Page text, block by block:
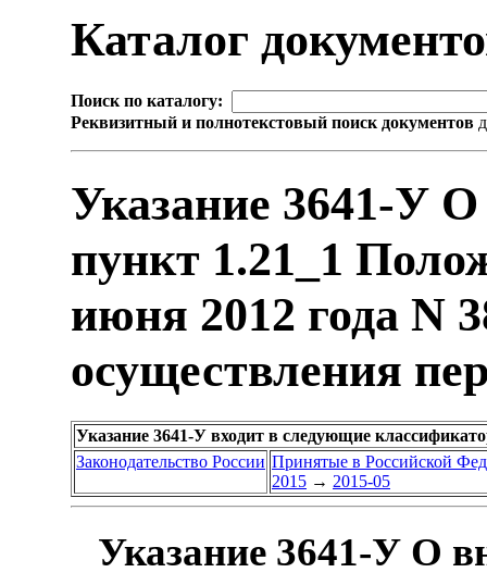
Каталог
Поиск по каталогу:
Реквизитный и полнотекстовый поиск документов
Указание 3641-У
пункт 1.21_1
июня 2012 года N
осуществления
Указание 3641-У входит в следующие
Законодательство России Принятые в Российской
2015 → 2015-05
Указание 3641-У О